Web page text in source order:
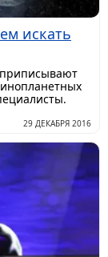
искать
приписывают
29 ДЕКАБРЯ 2016